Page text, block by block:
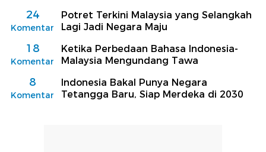
24
Komentar
Potret Terkini Malaysia yang Selangkah
Lagi Jadi Negara Maju
18
Komentar
Ketika Perbedaan Bahasa Indonesia-
Malaysia Mengundang Tawa
8
Komentar
Indonesia Bakal Punya Negara
Tetangga Baru, Siap Merdeka di 2030